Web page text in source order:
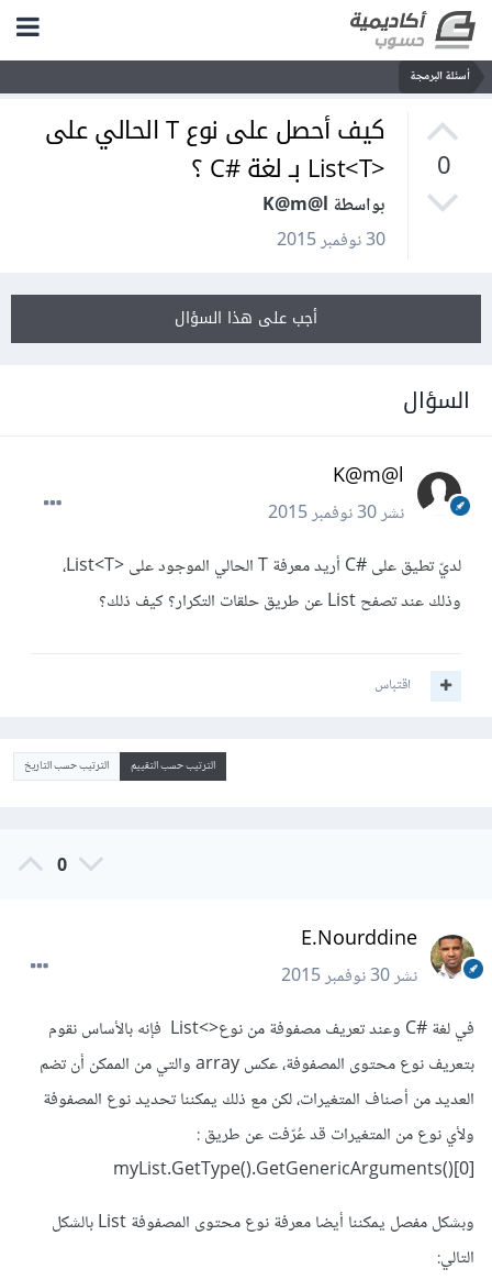
أسئلة البرمجة
0
كيف أحصل على نوع T الحالي على
<List<T بـ لغة #C ؟
بواسطة K@m@l
30 نوفمبر 2015
أجب على هذا السؤال
السؤال
K@m@l
نشر30 نوفمبر 2015
لديّ تطيق على #C أريد معرفة T الحالي الموجود على <List<T،
وذلك عند تصفح List عن طريق حلقات التكرار؟ كيف ذلك؟
اقتباس
الترتيب حسب التقييم الترتيب حسب التاريخ
0
E.Nourddine
نشر30 نوفمبر 2015
في لغة #C وعند تعريف مصفوفة من نوع<>
List فإنه بالأساس نقوم
بتعريف نوع محتوى المصفوفة، عكس array والتي من الممكن أن تضم
العديد من أصناف المتغيرات، لكن مع ذلك يمكننا تحديد نوع المصفوفة
ولأي نوع من المتغيرات قد عُرّفت عن طريق
وبشكل مفصل يمكننا أيضا معرفة نوع محتوى المصفوفة List بالشكل
التالي: